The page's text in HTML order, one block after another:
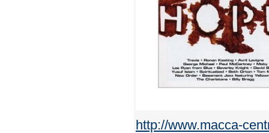
http://www.macca-